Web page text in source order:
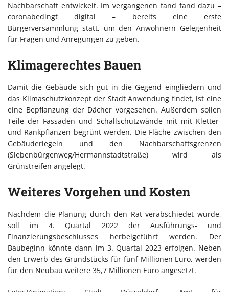
Nachbarschaft entwickelt. Im vergangenen fand fand dazu –
coronabedingt digital – bereits eine erste
Bürgerversammlung statt, um den Anwohnern Gelegenheit
für Fragen und Anregungen zu geben.
Klimagerechtes Bauen
Damit die Gebäude sich gut in die Gegend eingliedern und
das Klimaschutzkonzept der Stadt Anwendung findet, ist eine
eine Bepflanzung der Dächer vorgesehen. Außerdem sollen
Teile der Fassaden und Schallschutzwände mit mit Kletter-
und Rankpflanzen begrünt werden. Die Fläche zwischen den
Gebäuderiegeln und den Nachbarschaftsgrenzen
(Siebenbürgenweg/Hermannstadtstraße) wird als
Grünstreifen angelegt.
Weiteres Vorgehen und Kosten
Nachdem die Planung durch den Rat verabschiedet wurde,
soll im 4. Quartal 2022 der Ausführungs- und
Finanzierungsbeschlusses herbeigeführt werden. Der
Baubeginn könnte dann im 3. Quartal 2023 erfolgen. Neben
den Erwerb des Grundstücks für fünf Millionen Euro, werden
für den Neubau weitere 35,7 Millionen Euro angesetzt.